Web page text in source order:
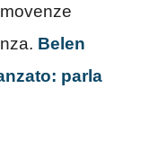
Belen
parla